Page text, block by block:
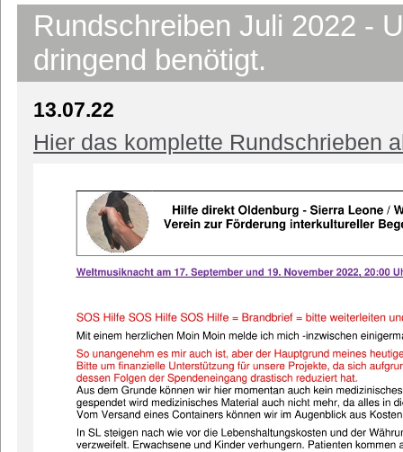
Rundschreiben Juli 2022 -
dringend benötigt.
13.07.22
Hier das komplette Rundschrieben